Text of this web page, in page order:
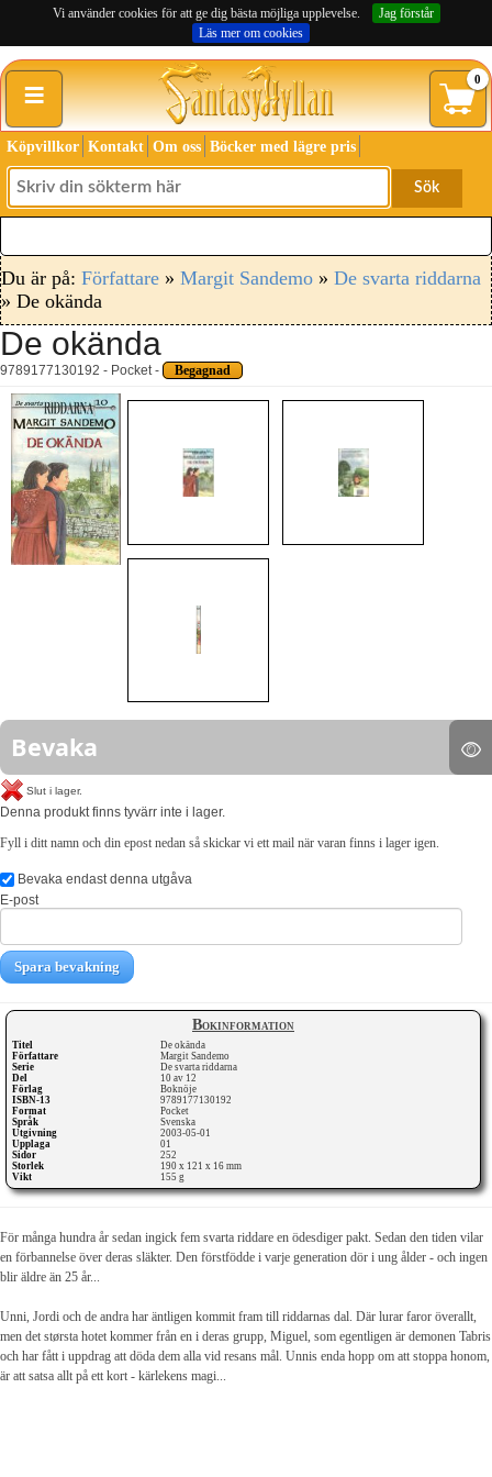
Vi använder cookies för att ge dig bästa möjliga upplevelse.
Jag förstår
Läs mer om cookies
≡ 0
Köpvillkor Kontakt Om oss Böcker med lägre pris
Sök
Du är på: Författare » Margit Sandemo » De svarta riddarna
» De okända
De okända
9789177130192 - Pocket - Begagnad
Bokinformation
Titel
De okända
Författare
Margit Sandemo
Serie
De svarta riddarna
Del
10 av 12
Förlag
Boknöje
ISBN-13
9789177130192
Format
Pocket
Språk
Svenska
Utgivning
2003-05-01
Upplaga
01
Sidor
252
Storlek
190 x 121 x 16 mm
Vikt
155 g
Bevaka
Slut i lager.
Denna produkt finns tyvärr inte i lager.
Fyll i ditt namn och din epost nedan så skickar vi ett mail när varan finns i lager igen.
Bevaka endast denna utgåva
E-post
Spara bevakning
För många hundra år sedan ingick fem svarta riddare en ödesdiger pakt. Sedan den tiden vilar
en förbannelse över deras släkter. Den förstfödde i varje generation dör i ung ålder - och ingen
blir äldre än 25 år...
Unni, Jordi och de andra har äntligen kommit fram till riddarnas dal. Där lurar faror överallt,
men det størsta hotet kommer från en i deras grupp, Miguel, som egentligen är demonen Tabris
och har fått i uppdrag att döda dem alla vid resans mål. Unnis enda hopp om att stoppa honom,
är att satsa allt på ett kort - kärlekens magi...